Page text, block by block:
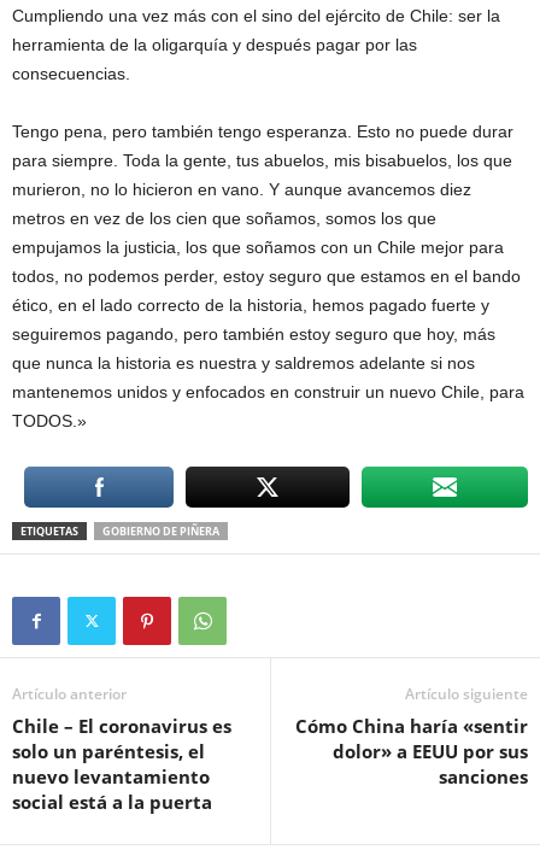
Cumpliendo una vez más con el sino del ejército de Chile: ser la
herramienta de la oligarquía y después pagar por las
consecuencias.
Tengo pena, pero también tengo esperanza. Esto no puede durar
para siempre. Toda la gente, tus abuelos, mis bisabuelos, los que
murieron, no lo hicieron en vano. Y aunque avancemos diez
metros en vez de los cien que soñamos, somos los que
empujamos la justicia, los que soñamos con un Chile mejor para
todos, no podemos perder, estoy seguro que estamos en el bando
ético, en el lado correcto de la historia, hemos pagado fuerte y
seguiremos pagando, pero también estoy seguro que hoy, más
que nunca la historia es nuestra y saldremos adelante si nos
mantenemos unidos y enfocados en construir un nuevo Chile, para
TODOS.»
ETIQUETAS GOBIERNO DE PIÑERA
Artículo anterior
Chile – El coronavirus es
solo un paréntesis, el
nuevo levantamiento
social está a la puerta
Artículo siguiente
Cómo China haría «sentir
dolor» a EEUU por sus
sanciones